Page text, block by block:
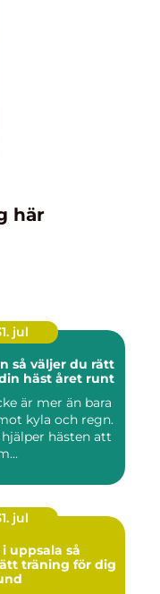
här
jul
häst året runt
är mer än bara
kyla och regn.
hästen att
jul
så
träning för dig